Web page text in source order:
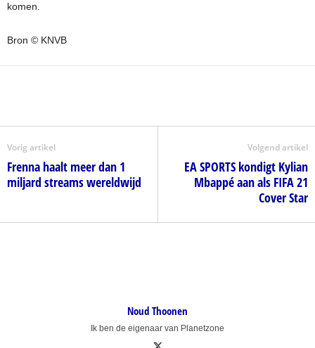
komen.
Bron © KNVB
Vorig artikel
Frenna haalt meer dan 1
miljard streams wereldwijd
Volgend artikel
EA SPORTS kondigt Kylian
Mbappé aan als FIFA 21
Cover Star
Noud Thoonen
Ik ben de eigenaar van Planetzone